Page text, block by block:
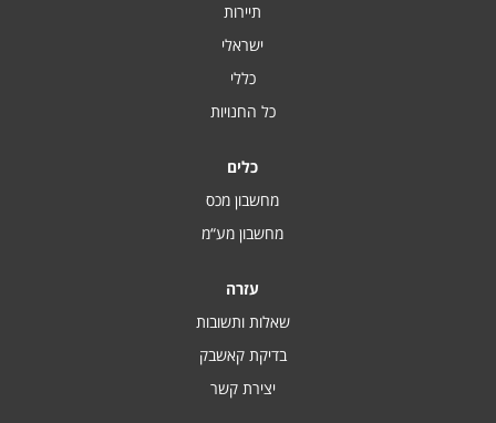
תיירות
ישראלי
כללי
כל החנויות
כלים
מחשבון מכס
מחשבון מע“מ
עזרה
שאלות ותשובות
בדיקת קאשבק
יצירת קשר